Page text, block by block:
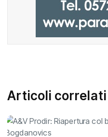
Articoli correlati